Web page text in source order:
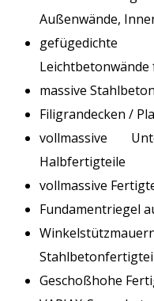
Außenwände,
massive
Filigrandecken /
vollmassive
Halbfertigteile
vollmassive
Fundamentriegel
Geschoßhohe